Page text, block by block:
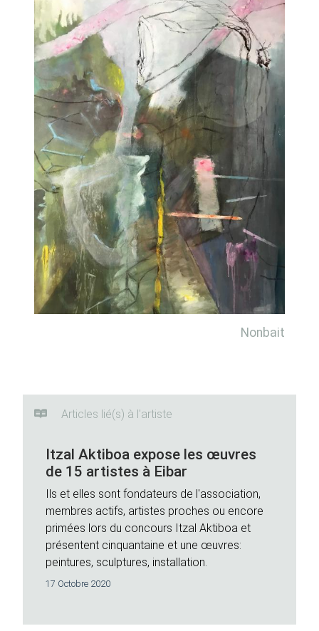
Nonbait
Articles lié(s) à l'artiste
Itzal Aktiboa expose les œuvres
de 15 artistes à Eibar
Ils et elles sont fondateurs de l'association,
membres actifs, artistes proches ou encore
primées lors du concours Itzal Aktiboa et
présentent cinquantaine et une œuvres:
peintures, sculptures, installation.
17 Octobre 2020